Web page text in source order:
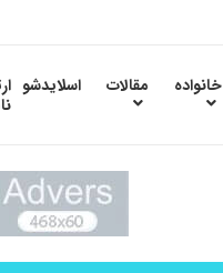
خانواده مقالات اسلایدشو